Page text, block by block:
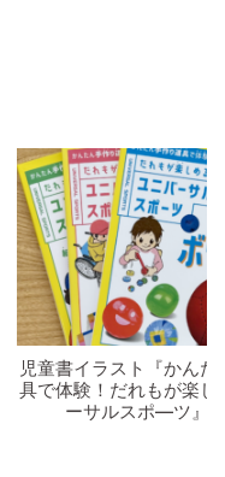
児童書イラスト『かんた
具で体験！だれもが楽し
ーサルスポ―ツ』